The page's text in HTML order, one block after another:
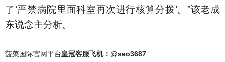
了‘严禁病院里面科室再次进行核算分拨’。”该老成
东说念主分析。
菠菜国际官网平台皇冠客服飞机：@seo3687